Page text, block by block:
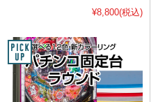
¥8,800(税込)